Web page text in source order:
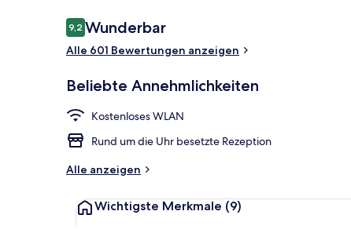
Bewertungen
9,29,2 von 10.
Wunderbar
Alle 601 Bewertungen anzeigen
Beliebte Annehmlichkeiten
Kostenloses WLAN
Rund um die Uhr besetzte Rezeption
Alle anzeigen
Wichtigste Merkmale (9)